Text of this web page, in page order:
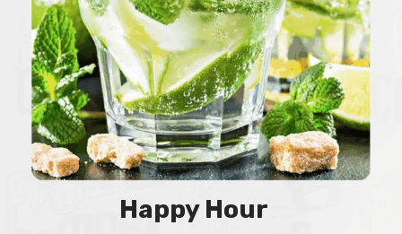
Happy Hour